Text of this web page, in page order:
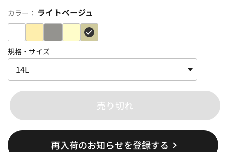
カラー： ライトベージュ
規格・サイズ
売り切れ
再入荷のお知らせを登録する